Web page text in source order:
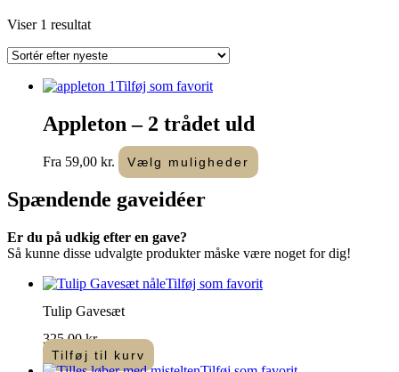
Viser 1 resultat
Tilføj som favorit
Appleton – 2 trådet uld
Fra 59,00 kr. Vælg muligheder
vare
kan
på
Spændende gaveidéer
Er du på udkig efter en gave?
Så kunne disse udvalgte produkter måske være noget for dig!
Tilføj som favorit
Tulip Gavesæt
325,00kr.
Tilføj til kurv